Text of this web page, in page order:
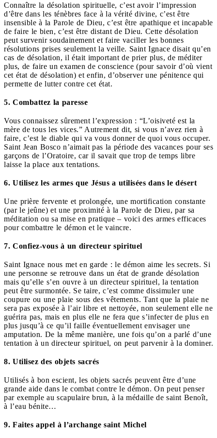
Connaître la désolation spirituelle, c’est avoir l’impression
d’être dans les ténèbres face à la vérité divine, c’est être
insensible à la Parole de Dieu, c’est être apathique et incapable
de faire le bien, c’est être distant de Dieu. Cette désolation
peut survenir soudainement et faire vaciller les bonnes
résolutions prises seulement la veille. Saint Ignace disait qu’en
cas de désolation, il était important de prier plus, de méditer
plus, de faire un examen de conscience (pour savoir d’où vient
cet état de désolation) et enfin, d’observer une pénitence qui
permette de lutter contre cet état.
5. Combattez la paresse
Vous connaissez sûrement l’expression : “L’oisiveté est la
mère de tous les vices.” Autrement dit, si vous n’avez rien à
faire, c’est le diable qui va vous donner de quoi vous occuper.
Saint Jean Bosco n’aimait pas la période des vacances pour ses
garçons de l’Oratoire, car il savait que trop de temps libre
laisse la place aux tentations.
6. Utilisez les armes que Jésus a utilisées dans le désert
Une prière fervente et prolongée, une mortification constante
(par le jeûne) et une proximité à la Parole de Dieu, par sa
méditation ou sa mise en pratique – voici des armes efficaces
pour combattre le démon et le vaincre.
7. Confiez-vous à un directeur spirituel
Saint Ignace nous met en garde : le démon aime les secrets. Si
une personne se retrouve dans un état de grande désolation
mais qu’elle s’en ouvre à un directeur spirituel, la tentation
peut être surmontée. Se taire, c’est comme dissimuler une
coupure ou une plaie sous des vêtements. Tant que la plaie ne
sera pas exposée à l’air libre et nettoyée, non seulement elle ne
guérira pas, mais en plus elle ne fera que s’infecter de plus en
plus jusqu’à ce qu’il faille éventuellement envisager une
amputation. De la même manière, une fois qu’on a parlé d’une
tentation à un directeur spirituel, on peut parvenir à la dominer.
8. Utilisez des objets sacrés
Utilisés à bon escient, les objets sacrés peuvent être d’une
grande aide dans le combat contre le démon. On peut penser
par exemple au scapulaire brun, à la médaille de saint Benoît,
à l’eau bénite…
9. Faites appel à l’archange saint Michel